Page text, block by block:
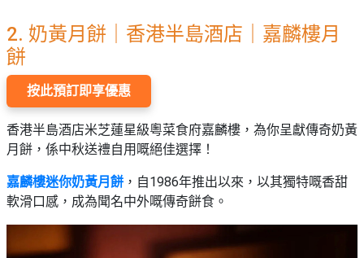
2. 奶黃月餅｜香港半島酒店｜嘉麟樓月
餅
按此預訂即享優惠
香港半島酒店米芝蓮星級粵菜食府嘉麟樓，為你呈獻傳奇奶黃
月餅，係中秋送禮自用嘅絕佳選擇！
嘉麟樓迷你奶黃月餅 ，自1986年推出以來，以其獨特嘅香甜
軟滑口感，成為聞名中外嘅傳奇餅食。